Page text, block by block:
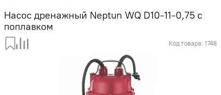
Насос дренажный Neptun WQ D10-11-0,75 с
поплавком
Код товара: 1748